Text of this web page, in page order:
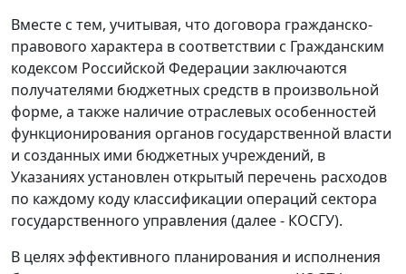
Вместе с тем, учитывая, что договора гражданско-
правового характера в соответствии с Гражданским
кодексом Российской Федерации заключаются
получателями бюджетных средств в произвольной
форме, а также наличие отраслевых особенностей
функционирования органов государственной власти
и созданных ими бюджетных учреждений, в
Указаниях установлен открытый перечень расходов
по каждому коду классификации операций сектора
государственного управления (далее - КОСГУ).
В целях эффективного планирования и исполнения